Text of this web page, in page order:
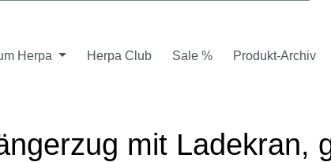
Herpa Herpa Club Sale % Produkt-Archiv
mit Ladekran,